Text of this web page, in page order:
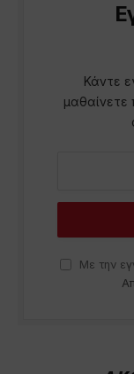
Κάντε
μαθαίνετε
Με την